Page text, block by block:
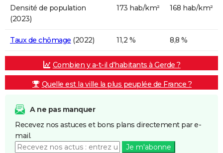
Densité de population
(2023)
173 hab/km² 168 hab/km²
Taux de chômage (2022) 11,2 % 8,8 %
Combien y a-t-il d'habitants à Gerde ?
Quelle est la ville la plus peuplée de France ?
A ne pas manquer
Recevez nos astuces et bons plans directement par e-
mail.
Je m'abonne